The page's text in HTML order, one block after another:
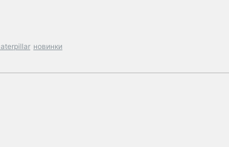
новинки